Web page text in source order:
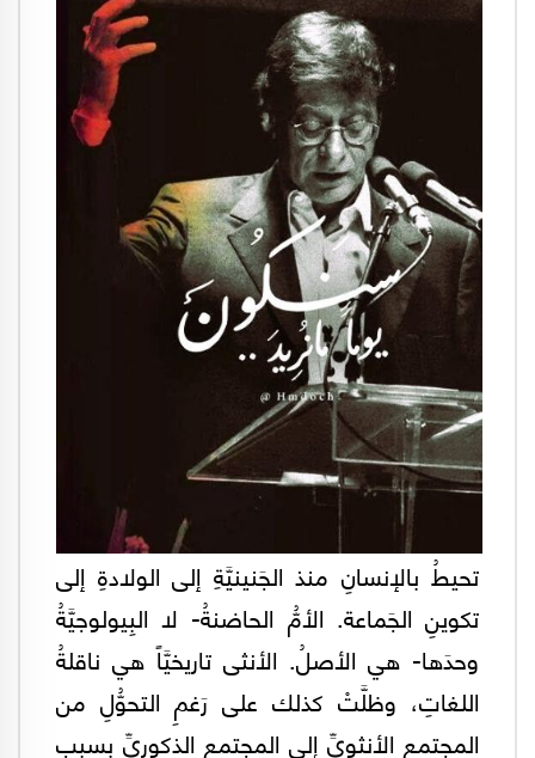
تحيطُ بالإنسانِ منذ الجَنينيَّةِ إلى الولادةِ إلى
تكوينِ الجَماعة. الأمُّ الحاضنةُ- لا البِيولوجيَّةُ
وحدَها- هي الأصلُ. الأنثى تاريخيَّاً هي ناقلةُ
اللغاتِ، وظلَّتْ كذلك على رَغمِ التحوُّلِ من
المجتمعِ الأنثويِّ إلى المجتمعِ الذكوريِّ بسببِ